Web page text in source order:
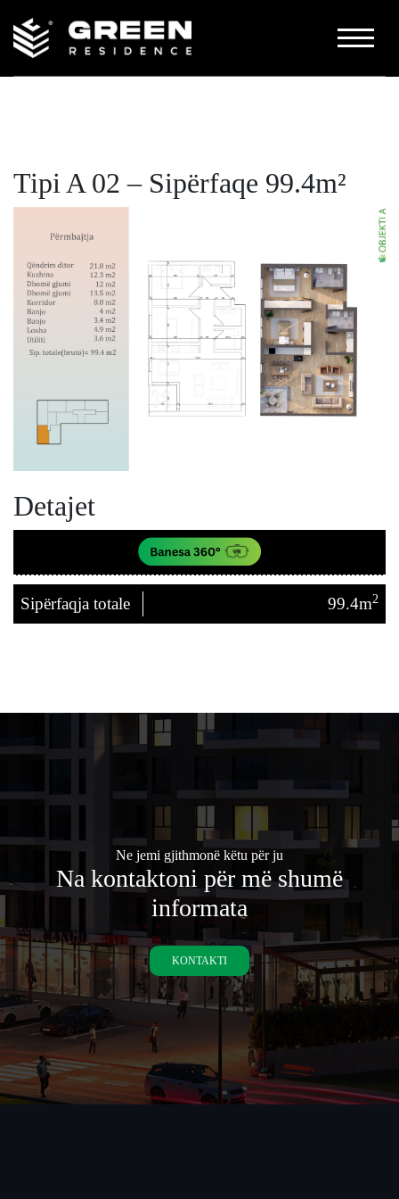
PËR NE
NA KONTAKTONI
+383 48 444 422
Tipi A 02 – Sipërfaqe 99.4m²
Detajet
Sipërfaqja totale 99.4m2
Ne jemi gjithmonë këtu për ju
Na kontaktoni për më shumë
informata
KONTAKTI